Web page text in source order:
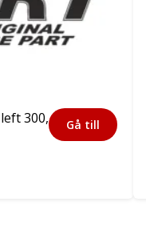
300,
Gå till